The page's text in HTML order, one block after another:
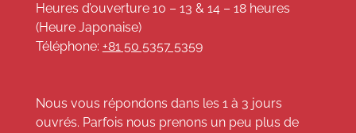
Heures d’ouverture 10 – 13 & 14 – 18 heures
(Heure Japonaise)
Téléphone: +81 50 5357 5359
Nous vous répondons dans les 1 à 3 jours
ouvrés. Parfois nous prenons un peu plus de